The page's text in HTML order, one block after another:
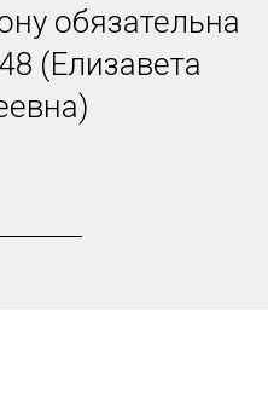
обязательна
(Елизавета